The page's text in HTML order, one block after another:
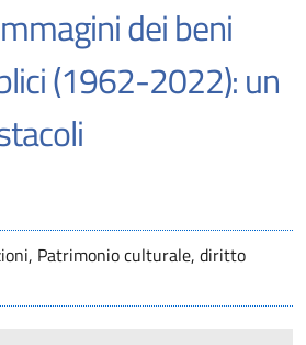
dei beni
(1962-2022): un
Patrimonio culturale, diritto